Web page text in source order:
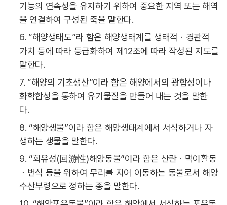
기능의 연속성을 유지하기 위하여 중요한 지역 또는 해역
을 연결하여 구성된 축을 말한다.
6. “해양생태도”라 함은 해양생태계를 생태적ㆍ경관적
가치 등에 따라 등급화하여 제12조에 따라 작성된 지도를
말한다.
7. “해양의 기초생산”이라 함은 해양에서의 광합성이나
화학합성을 통하여 유기물질을 만들어 내는 것을 말한
다.
8. “해양생물”이라 함은 해양생태계에서 서식하거나 자
생하는 생물을 말한다.
9. “회유성(回游性)해양동물”이라 함은 산란ㆍ먹이활동
ㆍ번식 등을 위하여 무리를 지어 이동하는 동물로서 해양
수산부령으로 정하는 종을 말한다.